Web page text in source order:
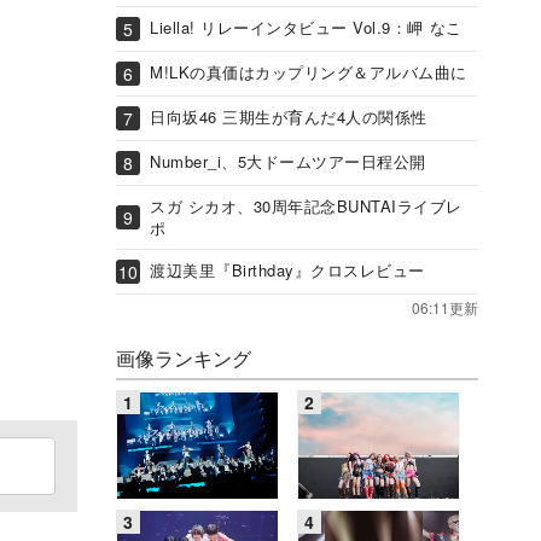
Liella! リレーインタビュー Vol.9：岬 なこ
M!LKの真価はカップリング＆アルバム曲に
日向坂46 三期生が育んだ4人の関係性
Number_i、5大ドームツアー日程公開
スガ シカオ、30周年記念BUNTAIライブレ
ポ
渡辺美里『Birthday』クロスレビュー
06:11更新
画像ランキング